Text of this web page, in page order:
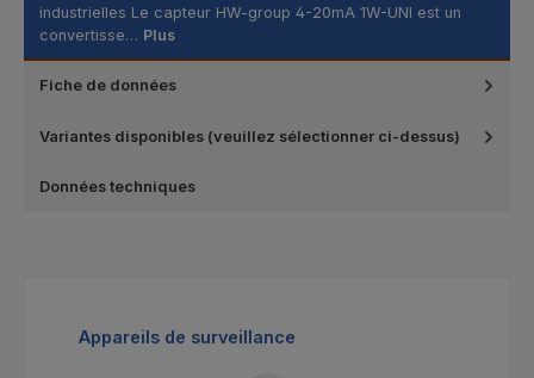
industrielles Le capteur HW-group 4-20mA 1W-UNI est un
convertisse… Plus
Fiche de données
Variantes disponibles (veuillez sélectionner ci-dessus)
Données techniques
Ignorer la galerie de produits
Appareils de surveillance